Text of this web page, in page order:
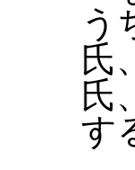
う
氏
氏
す